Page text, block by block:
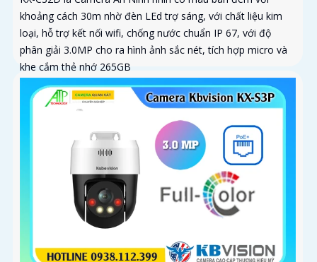
khoảng cách 30m nhờ đèn LEd trợ sáng, với chất liệu kim
loại, hỗ trợ kết nối wifi, chống nước chuẩn IP 67, với độ
phân giải 3.0MP cho ra hình ảnh sắc nét, tích hợp micro và
khe cắm thẻ nhớ 265GB